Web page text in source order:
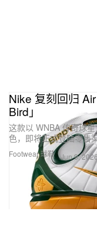
Footwear 球鞋
Nike 复刻回归
Bird」
这款以 WNBA 传奇球
色，即将正式登陆零售
Jun 9,